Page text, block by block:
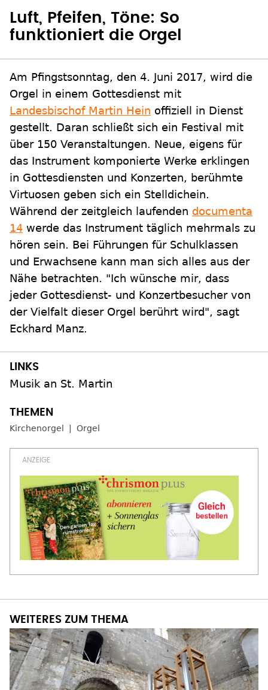
Luft, Pfeifen, Töne: So
funktioniert die Orgel
Am Pfingstsonntag, den 4. Juni 2017, wird die
Orgel in einem Gottesdienst mit
Landesbischof Martin Hein offiziell in Dienst
gestellt. Daran schließt sich ein Festival mit
über 150 Veranstaltungen. Neue, eigens für
das Instrument komponierte Werke erklingen
in Gottesdiensten und Konzerten, berühmte
Virtuosen geben sich ein Stelldichein.
Während der zeitgleich laufenden documenta
14 werde das Instrument täglich mehrmals zu
hören sein. Bei Führungen für Schulklassen
und Erwachsene kann man sich alles aus der
Nähe betrachten. "Ich wünsche mir, dass
jeder Gottesdienst- und Konzertbesucher von
der Vielfalt dieser Orgel berührt wird", sagt
Eckhard Manz.
Musik an St. Martin
Kirchenorgel Orgel
WEITERES ZUM THEMA